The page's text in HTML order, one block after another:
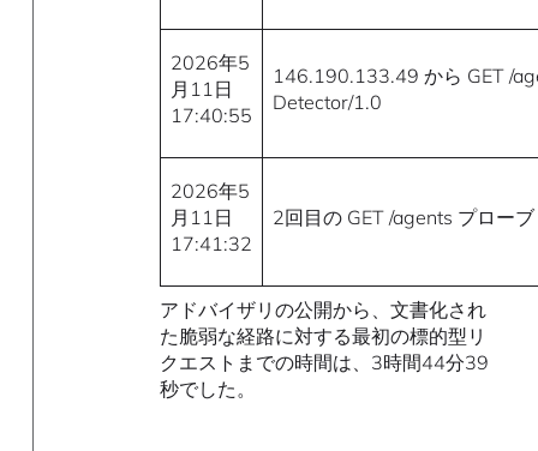
2026年5
月11日
17:40:55
146.190.133.49 から GET /
Detector/1.0
2026年5
月11日
17:41:32
2回目の GET /agents プローブ
アドバイザリの公開から、文書化され
た脆弱な経路に対する最初の標的型リ
クエストまでの時間は、3時間44分39
秒でした。